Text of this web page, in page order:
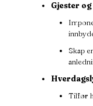
Gjester
Skap
Tilfør